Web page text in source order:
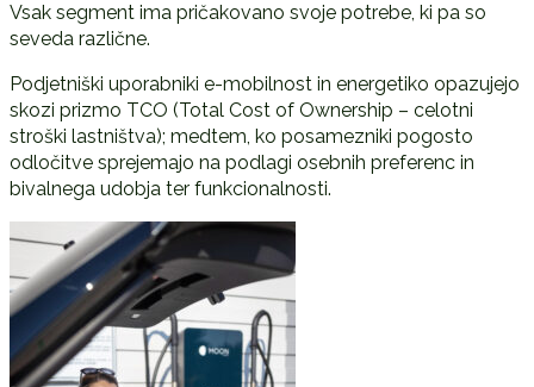
Vsak segment ima pričakovano svoje potrebe, ki pa so
seveda različne.
Podjetniški uporabniki e-mobilnost in energetiko opazujejo
skozi prizmo TCO (Total Cost of Ownership – celotni
stroški lastništva); medtem, ko posamezniki pogosto
odločitve sprejemajo na podlagi osebnih preferenc in
bivalnega udobja ter funkcionalnosti.